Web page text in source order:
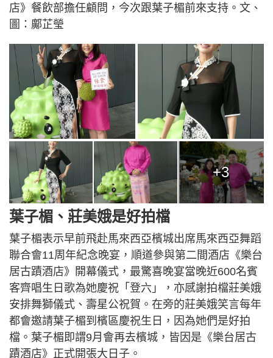
店》餐飲部擔任顧問，今次跟葉子楣前來支持。文、
圖：鄺芷瑩
+3
葉子楣、莊美娥是好拍檔
葉子楣表示早前飛赴馬來西亞檳城出席馬來西亞舞蹈
聯合會11周年紀念晚宴，順道參與第二間酒店《樂台
居古蹟酒店》開幕儀式，最驚喜晚宴當晚近600名賓
客齊唱生日歌為她慶祝「登六」，亦感謝拍檔莊美娥
安排舞獅儀式、壽星公祝賀。在旁的莊美娥笑言每年
都會邀請葉子楣到檳區慶祝生日，因為她們是好拍
檔。葉子楣即謂9月會再去檳城，皆因是《樂台居古
蹟酒店》正式開張大日子。